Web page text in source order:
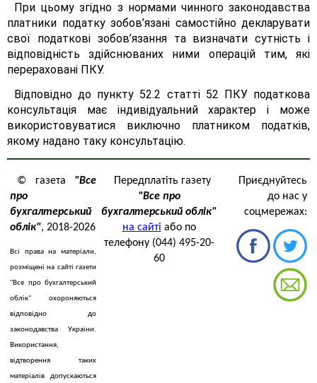
При цьому згідно з нормами чинного законодавства
платники податку зобов’язані самостійно декларувати
свої податкові зобов’язання та визначати сутність і
відповідність здійснюваних ними операцій тим, які
перераховані ПКУ.
Відповідно до пункту 52.2 статті 52 ПКУ податкова
консультація має індивідуальний характер і може
використовуватися виключно платником податків,
якому надано таку консультацію.
© газета "Все
про
бухгалтерський
облік", 2018-2026
Всі права на матеріали,
розміщені на сайті газети
"Все про бухгалтерський
облік" охороняються
відповідно до
законодавства України.
Використання,
відтворення таких
матеріалів допускаються
Передплатіть газету
"Все про
бухгалтерський облік"
на сайті або по
телефону (044) 495-20-
60
Приєднуйтесь
до нас у
соцмережах: